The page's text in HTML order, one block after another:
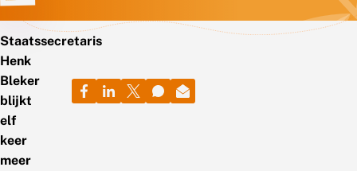
Staatssecretaris
Henk
Bleker
blijkt
elf
keer
meer